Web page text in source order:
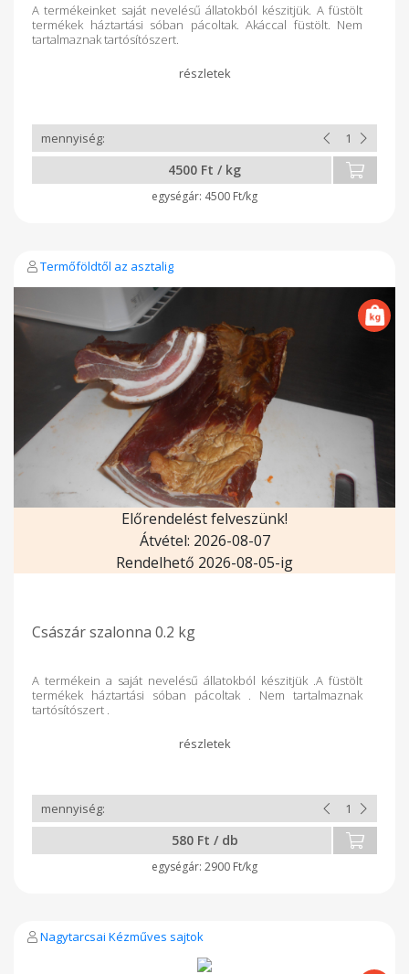
A termékeinket saját nevelésű állatokból készitjük. A füstölt
termékek háztartási sóban pácoltak. Akáccal füstölt. Nem
tartalmaznak tartósítószert.
4500 Ft / kg
4500 Ft/kg
Termőföldtől az asztalig
Előrendelést felveszünk!
Átvétel: 2026-08-07
Rendelhető 2026-08-05-ig
Császár szalonna 0.2 kg
A termékein a saját nevelésű állatokból készitjük .A füstölt
termékek háztartási sóban pácoltak . Nem tartalmaznak
tartósítószert .
580 Ft / db
2900 Ft/kg
Nagytarcsai Kézműves sajtok